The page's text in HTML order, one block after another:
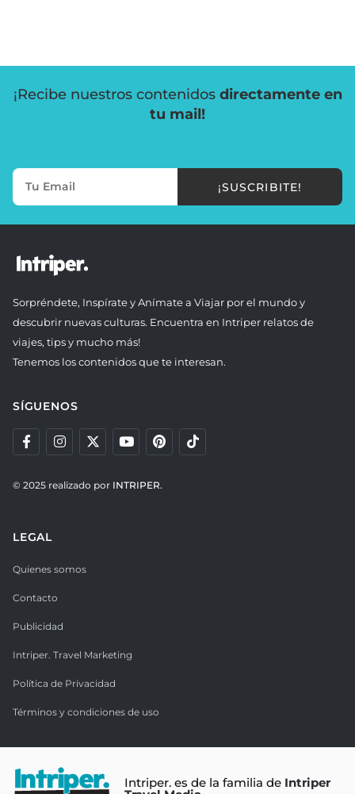
¡Recibe nuestros contenidos directamente en
tu mail!
¡SUSCRIBITE!
Sorpréndete, Inspírate y Anímate a Viajar por el mundo y
descubrir nuevas culturas. Encuentra en Intriper relatos de
viajes, tips y mucho más!
Tenemos los contenidos que te interesan.
SÍGUENOS
© 2025 realizado por INTRIPER.
LEGAL
Quienes somos
Contacto
Publicidad
Intriper. Travel Marketing
Política de Privacidad
Términos y condiciones de uso
Intriper. es de la familia de Intriper